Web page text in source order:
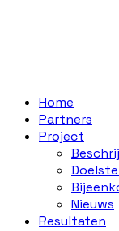
Home
Partners
Project
Nieuws
Resultaten